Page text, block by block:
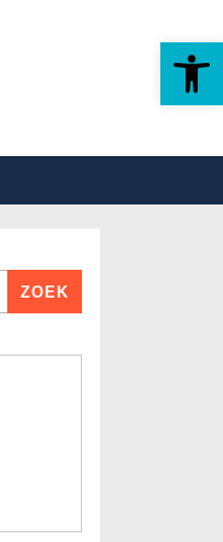
Toolbar openen